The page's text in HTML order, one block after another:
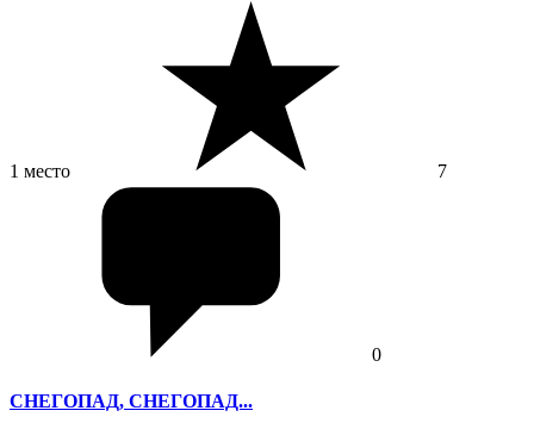
1 место 7
0
СНЕГОПАД, СНЕГОПАД...